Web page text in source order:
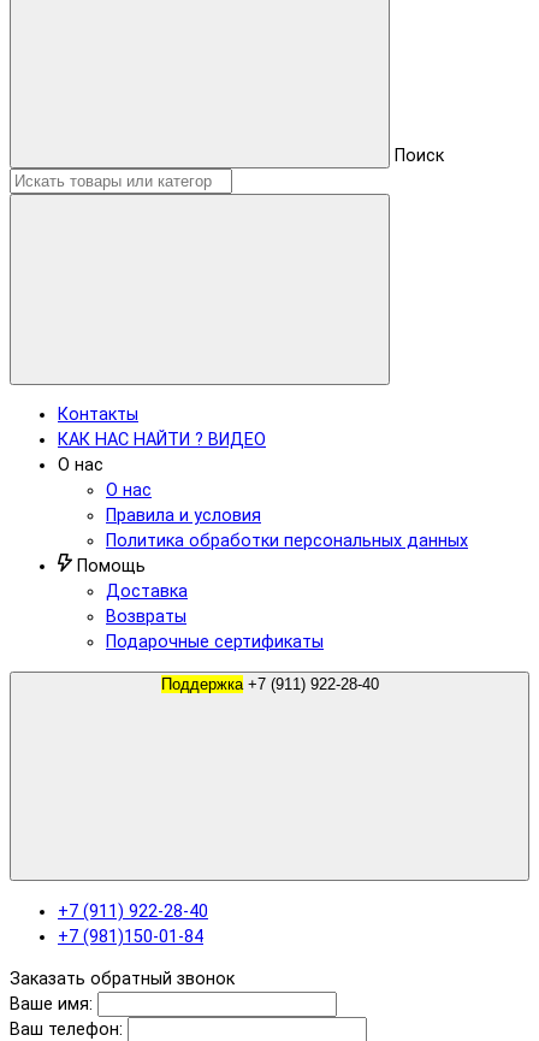
Поиск
Контакты
КАК НАС НАЙТИ ? ВИДЕО
О нас
О нас
Правила и условия
Политика обработки персональных данных
Помощь
Доставка
Возвраты
Подарочные сертификаты
Поддержка +7 (911) 922-28-40
+7 (911) 922-28-40
+7 (981)150-01-84
Заказать обратный звонок
Ваше имя:
Ваш телефон: